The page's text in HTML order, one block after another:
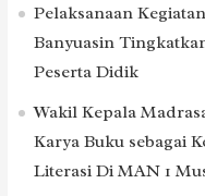
Pelaksanaan
Banyuasin
Peserta Didik
Wakil Kepala
Karya Buku sebagai
Literasi Di MAN 1